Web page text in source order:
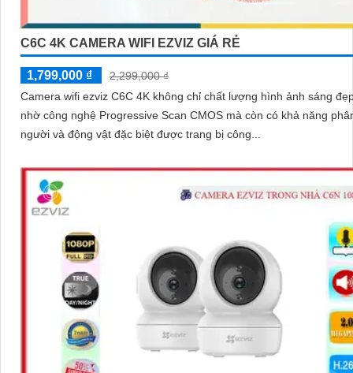
C6C 4K CAMERA WIFI EZVIZ GIÁ RẺ
1,799,000 ₫
2,299,000 ₫
Camera wifi ezviz C6C 4K không chỉ chất lượng hình ảnh sáng
nhờ công nghệ Progressive Scan CMOS mà còn có khả năng
người và động vật đặc biệt được trang bị công...